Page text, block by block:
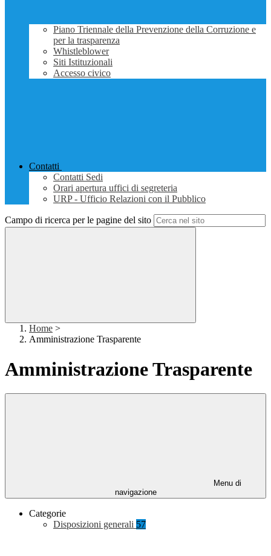
Piano Triennale della Prevenzione della Corruzione e
per la trasparenza
Whistleblower
Siti Istituzionali
Accesso civico
Contatti
Contatti Sedi
Orari apertura uffici di segreteria
URP - Ufficio Relazioni con il Pubblico
Campo di ricerca per le pagine del sito
Home >
Amministrazione Trasparente
Amministrazione Trasparente
Menu di
navigazione
Categorie
Disposizioni generali 57